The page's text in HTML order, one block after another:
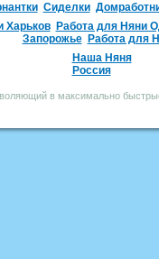
Сиделки
Харьков
Работа для Няни
Запорожье
Работа для
Наша Няня
Россия
в максимально